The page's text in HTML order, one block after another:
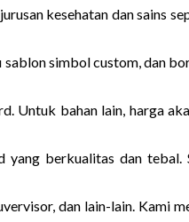
kesehatan dan sains
simbol custom, dan
Untuk bahan lain, harga
berkualitas dan tebal.
dan lain-lain. Kami